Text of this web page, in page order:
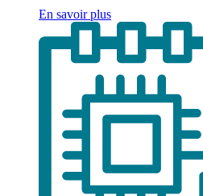
En savoir plus